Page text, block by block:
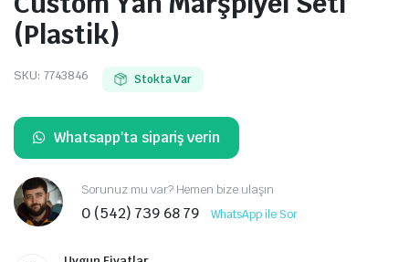
(Plastik)
SKU: 7743846 Stokta Var
Whatsapp'ta sipariş verin
Sorunuz mu var? Hemen bize ulaşın
0 (542) 739 68 79 WhatsApp ile Sor